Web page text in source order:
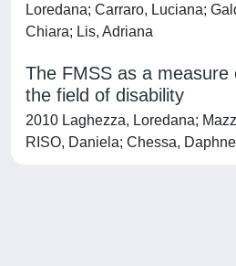
Loredana; Carraro, Luciana;
Chiara; Lis, Adriana
The FMSS as a measure
the field of disability
2010 Laghezza, Loredana;
RISO, Daniela; Chessa,